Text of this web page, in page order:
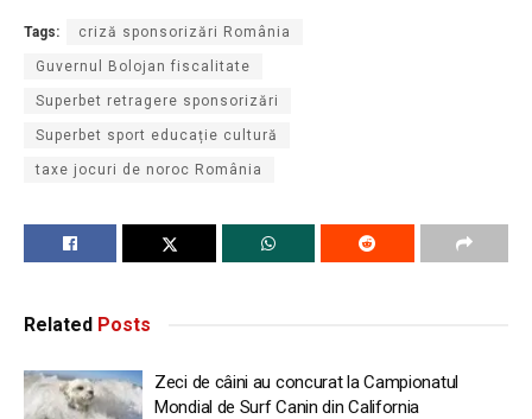
Tags: criză sponsorizări România
Guvernul Bolojan fiscalitate
Superbet retragere sponsorizări
Superbet sport educație cultură
taxe jocuri de noroc România
Related Posts
Zeci de câini au concurat la Campionatul
Mondial de Surf Canin din California